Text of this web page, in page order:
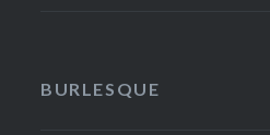
BURLESQUE